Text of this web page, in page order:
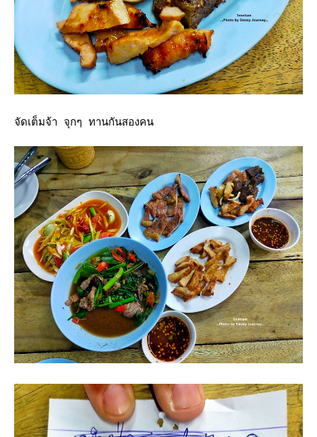
จัดเต็มจ้า จุกๆ ทานกันสองคน